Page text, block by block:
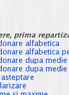
prima
alfabetica
alfabetica
dupa medie
dupa medie